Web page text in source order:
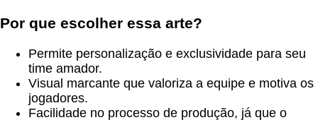
Por que escolher essa arte?
Permite personalização e exclusividade para seu
time amador.
Visual marcante que valoriza a equipe e motiva os
jogadores.
Facilidade no processo de produção, já que o